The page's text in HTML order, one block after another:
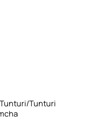
Tunturi/Tunturi